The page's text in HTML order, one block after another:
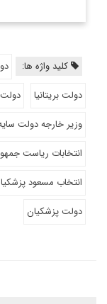
کلید واژه ها:
دولت بریتانیا
وزیر خارجه دولت
انتخابات ریاست
انتخاب مسعود
دولت پزشکیان